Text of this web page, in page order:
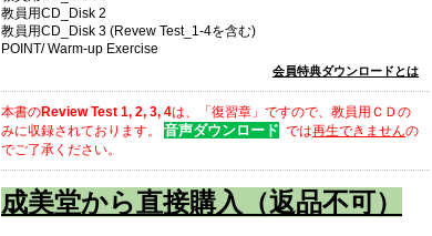
教員用CD_Disk 2
教員用CD_Disk 3 (Revew Test_1-4を含む)
POINT/ Warm-up Exercise
会員特典ダウンロードとは
本書のReview Test 1, 2, 3, 4は、「復習章」ですので、教員用ＣＤの
みに収録されております。 音声ダウンロード では再生できませんの
でご了承ください。
成美堂から直接購入（返品不可）